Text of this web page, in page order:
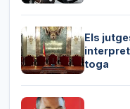
Els
toga